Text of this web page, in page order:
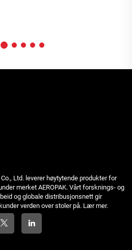
Ltd. leverer høytytende produkter for
merket AEROPAK. Vårt forsknings- og
og globale distribusjonsnett gir
verden over stoler på. Lær mer.